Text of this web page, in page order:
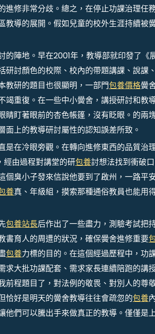
進修非常分歧。總之，在停止功課治理任
教導的展開。假如兒童的校外生涯持續被
的陣地。早在2001年，教導部就印發了《
研討顏色的校際、校內的帶題講課、說課
教研的題目也很顯明，一部門包養價格黌
竭重復。在一些中小黌舍，講授研討和教
睛盯著眼前的杏色帳篷，沒有眨眼。的兩
面上的教導研討屬性的認知誤差所致。
是在冷眼旁觀。在轉向進修東西的品質治
經由過程對講堂的研包養討想法找到衝破
個臭小子發來信說他要到了啟州，一路平
養真、年級組，摸索那種通俗教員也能用
包養站長后作出了一些盡力，測驗考試把
書育人的周遭的狀況，確保黌舍進修重要
包養力標的目的。在這個經過歷程中，功
求大批功課配套、需求家長連續陪跑的講
前程題目了，對法例的敬畏、對別人的尊
恰好是明天的黌舍教導往往會疏忽的包養
他們可以騰出手來做真正的教導。僅僅是